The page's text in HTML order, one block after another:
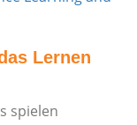
Lernen
spielen